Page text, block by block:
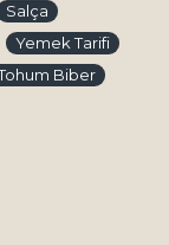
Salça
Yemek Tarifi
Biber